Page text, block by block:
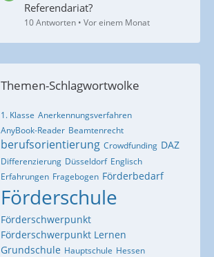
Referendariat?
10 Antworten Vor einem Monat
Themen-Schlagwortwolke
1. Klasse Anerkennungsverfahren
AnyBook-Reader Beamtenrecht
berufsorientierung Crowdfunding DAZ
Differenzierung Düsseldorf Englisch
Erfahrungen Fragebogen Förderbedarf
Förderschule
Förderschwerpunkt
Förderschwerpunkt Lernen
Grundschule Hauptschule Hessen